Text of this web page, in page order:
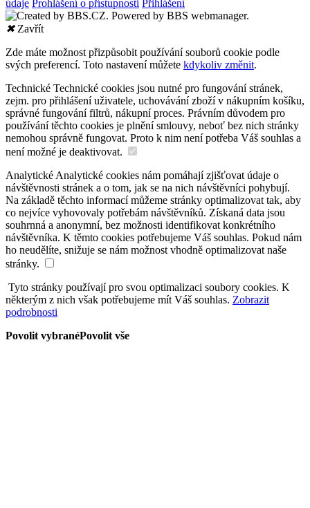
údaje Prohlášení o přístupnosti Přihlášení
✖Zavřít
Zde máte možnost přizpůsobit používání souborů cookie podle
svých preferencí. Toto nastavení můžete kdykoliv změnit.
Technické Technické cookies jsou nutné pro fungování stránek,
zejm. pro přihlášení uživatele, uchovávání zboží v nákupním košíku,
správné fungování filtrů, nákupní proces. Právním důvodem pro
používání těchto cookies je plnění smlouvy, neboť bez nich stránky
nemohou správně fungovat. Proto k nim není potřeba Váš souhlas a
není možné je deaktivovat.
Analytické Analytické cookies nám pomáhají zjišťovat údaje o
návštěvnosti stránek a o tom, jak se na nich návštěvníci pohybují.
Na základě těchto informací můžeme stránky optimalizovat tak, aby
co nejvíce vyhovovaly potřebám návštěvníků. Získaná data jsou
souhrnná a anonymní, bez možnosti identifikovat konkrétního
návštěvníka. K těmto cookies potřebujeme Váš souhlas. Pokud nám
ho neudělíte, snižuje se nám možnost vhodně optimalizovat naše
stránky.
Tyto stránky používají pro svou optimalizaci soubory cookies. K
některým z nich však potřebujeme mít Váš souhlas. Zobrazit
podrobnosti
Povolit vybranéPovolit vše